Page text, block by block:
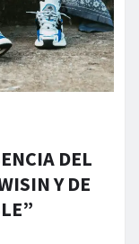
DEL
Y DE